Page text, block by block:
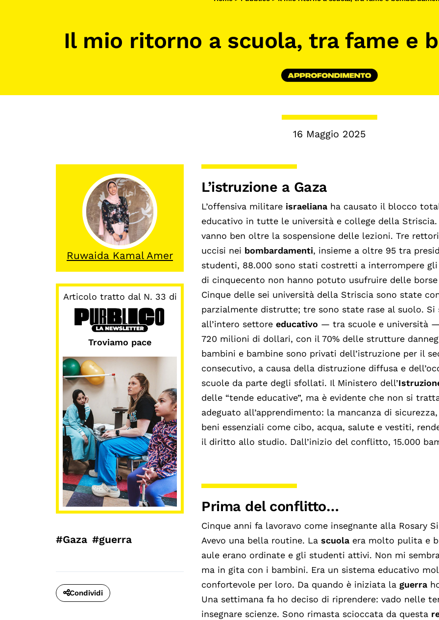
Elezioni dal mondo
Il mio ritorno a scuola, tra fame e
16 Maggio 2025
Ruwaida Kamal Amer
Articolo tratto dal N. 33 di
Troviamo pace
#Gaza #guerra
Condividi
L’istruzione a Gaza
L’offensiva militare israeliana ha causato il blocco
educativo in tutte le università e college della Striscia.
vanno ben oltre la sospensione delle lezioni. Tre
uccisi nei bombardamenti, insieme a oltre 95 tra
studenti, 88.000 sono stati costretti a interrompere
di cinquecento non hanno potuto usufruire delle
Cinque delle sei università della Striscia sono state
parzialmente distrutte; tre sono state rase al suolo. Si
all’intero settore educativo — tra scuole e università
720 milioni di dollari, con il 70% delle strutture
bambini e bambine sono privati dell’istruzione per il
consecutivo, a causa della distruzione diffusa e
scuole da parte degli sfollati. Il Ministero dell’
delle “tende educative”, ma è evidente che non si
adeguato all’apprendimento: la mancanza di
beni essenziali come cibo, acqua, salute e vestiti,
il diritto allo studio. Dall’inizio del conflitto, 15.000
Prima del conflitto…
Cinque anni fa lavoravo come insegnante alla Rosary
Avevo una bella routine. La scuola era molto pulita e
aule erano ordinate e gli studenti attivi. Non mi
ma in gita con i bambini. Era un sistema educativo
confortevole per loro. Da quando è iniziata la guerra
Una settimana fa ho deciso di riprendere: vado nelle
insegnare scienze. Sono rimasta scioccata da questa